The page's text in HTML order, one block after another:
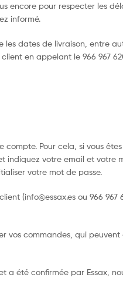
encore pour respecter les
informé.
les dates de livraison, entre
en appelant le 966 967
compte. Pour cela, si vous
indiquez votre email et votre
votre mot de passe.
(info@essax.es ou 966
vos commandes, qui
a été confirmée par Essax,